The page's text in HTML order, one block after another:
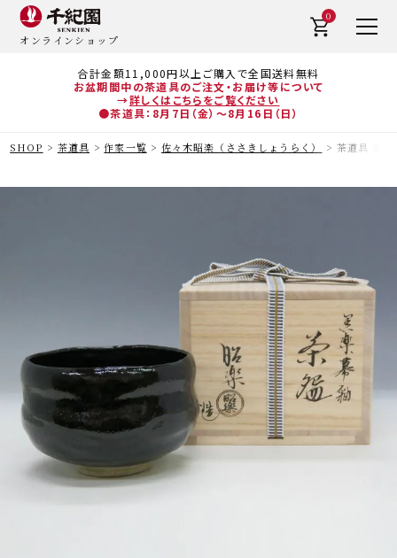
合計金額11,000円以上ご購入で全国送料無料
お盆期間中の茶道具のご注文・お届け等について
→詳しくはこちらをご覧ください
●茶道具：8月7日（金）～8月16日（日）
オンラインショップ
0
SHOP 茶道具 作家一覧 佐々木昭楽（ささきしょうらく） 茶道具 茶